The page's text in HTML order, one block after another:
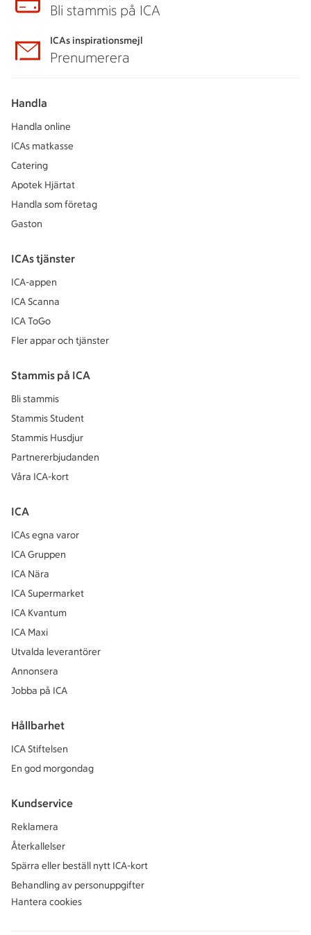
Bli stammis på ICA
ICAs inspirationsmejl
Prenumerera
Handla
Handla online
ICAs matkasse
Catering
Apotek Hjärtat
Handla som företag
Gaston
ICAs tjänster
ICA-appen
ICA Scanna
ICA ToGo
Fler appar och tjänster
Stammis på ICA
Bli stammis
Stammis Student
Stammis Husdjur
Partnererbjudanden
Våra ICA-kort
ICA
ICAs egna varor
ICA Gruppen
ICA Nära
ICA Supermarket
ICA Kvantum
ICA Maxi
Utvalda leverantörer
Annonsera
Jobba på ICA
Hållbarhet
ICA Stiftelsen
En god morgondag
Kundservice
Reklamera
Återkallelser
Spärra eller beställ nytt ICA-kort
Behandling av personuppgifter
Hantera cookies